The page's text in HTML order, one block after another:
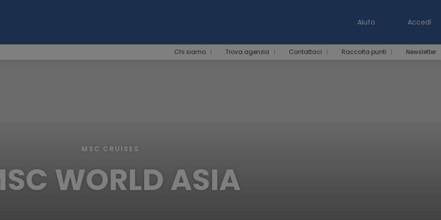
Aiuto Accedi
Chi siamo Trova agenzia Contattaci Raccolta punti Newsletter
MSC CRUISES
WORLD ASIA